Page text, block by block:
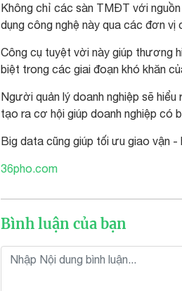
Không chỉ các sàn TMĐT với
dụng công nghệ này qua các đơn vị
Công cụ tuyệt vời này giúp thương
biệt trong các giai đoạn khó khăn
Người quản lý doanh nghiệp sẽ
tạo ra cơ hội giúp doanh nghiệp có
Big data cũng giúp tối ưu giao vận -
36pho.com
Bình luận của bạn